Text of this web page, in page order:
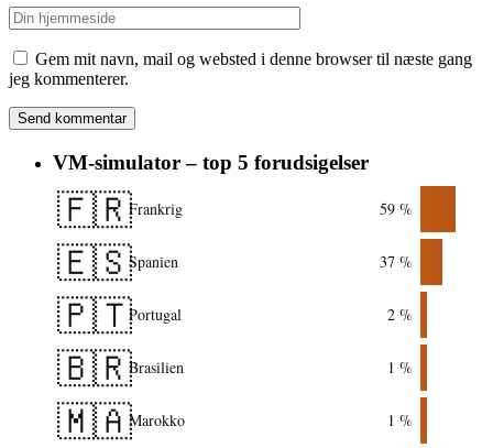
Gem mit navn, mail og websted i denne browser til næste gang
jeg kommenterer.
VM-simulator – top 5 forudsigelser
🇫🇷Frankrig 59 %
🇪🇸Spanien 37 %
🇵🇹Portugal 2 %
🇧🇷Brasilien 1 %
🇲🇦Marokko 1 %